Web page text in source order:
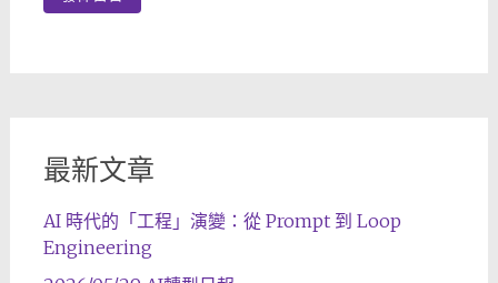
最新文章
AI 時代的「工程」演變：從 Prompt 到 Loop
Engineering